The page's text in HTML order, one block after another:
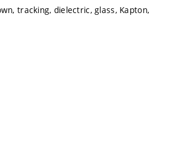
tracking, dielectric, glass, Kapton,